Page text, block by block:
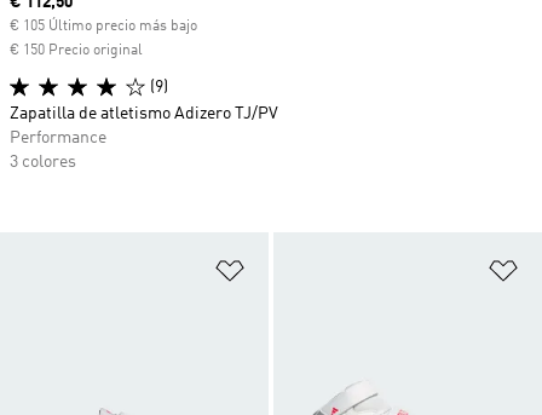
€ 105 Último precio más bajo
€ 150 Precio original
(9)
Zapatilla de atletismo Adizero TJ/PV
Performance
3 colores